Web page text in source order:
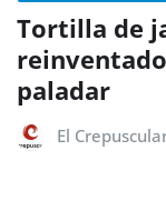
Tortilla de
paladar
El